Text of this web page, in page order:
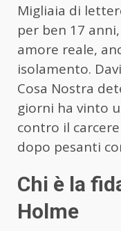
Migliaia di
per ben 17
amore reale,
isolamento.
Cosa Nostra
giorni ha vinto
contro il
dopo pesanti
Chi è la
Holme